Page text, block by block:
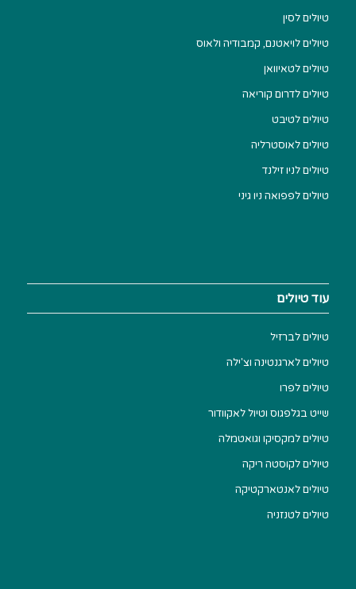
טיולים לסין
טיולים לויאטנם, קמבודיה ולאוס
טיולים לטאיוואן
טיולים לדרום קוריאה
טיולים לטיבט
טיולים לאוסטרליה
טיולים לניו זילנד
טיולים לפפואה ניו גיני
עוד טיולים
טיולים לברזיל
טיולים לארגנטינה וצ'ילה
טיולים לפרו
שייט בגלפגוס וטיול לאקוודור
טיולים למקסיקו וגואטמלה
טיולים לקוסטה ריקה
טיולים לאנטארקטיקה
טיולים לטנזניה